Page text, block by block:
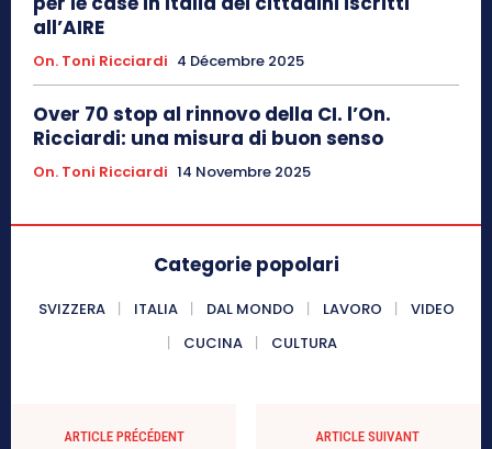
all’AIRE
On. Toni Ricciardi 4 Décembre 2025
Over 70 stop al rinnovo della CI. l’On.
Ricciardi: una misura di buon senso
On. Toni Ricciardi 14 Novembre 2025
Categorie popolari
SVIZZERA ITALIA DAL MONDO LAVORO
VIDEO
CUCINA
CULTURA
ARTICLE PRÉCÉDENT ARTICLE SUIVANT